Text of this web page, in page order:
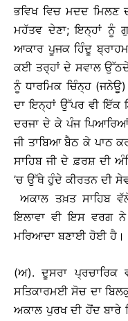
ਭਵਿਖ ਵਿਚ ਮਦਦ ਮਿਲਣ
ਮਹੱਤਵ ਦੇਣਾ; ਇਨ੍ਹਾਂ ਨੂੰ
ਆਕਾਰ ਪੂਜਕ ਹਿੰਦੂ
ਕਈ ਤਰ੍ਹਾਂ ਦੇ ਸਵਾਲ ਉੱਠਦੇ
ਨੂੰ ਧਾਰਮਿਕ ਚਿੰਨ੍ਹ
ਦਾ ਇਨ੍ਹਾਂ ਉੱਪਰ ਵੀ ਇੱਕ
ਦਰਜਾ ਦੇ ਕੇ ਪੰਜ
ਜੀ ਤਾਬਿਆ ਬੈਠ ਕੇ ਪਾਠ
ਸਾਹਿਬ ਜੀ ਦੇ ਫ਼ਰਸ਼ ਦੀ
’ਚ ਉੱਥੇ ਹੁੰਦੇ ਕੀਰਤਨ ਦੀ
ਅਕਾਲ ਤਖ਼ਤ ਸਾਹਿਬ
ਇਲਾਵਾ ਵੀ ਇਸ ਵਰਗ
ਮਰਿਆਦਾ ਬਣਾਈ ਹੋਈ ਹੈ।
(ਅ). ਦੂਸਰਾ ਪ੍ਰਚਾਰਿਕ
ਸਤਿਕਾਰਮਈ ਸੋਚ ਦਾ
ਅਕਾਲ ਪੁਰਖ ਦੀ ਹੋਂਦ ਬਾਰੇ